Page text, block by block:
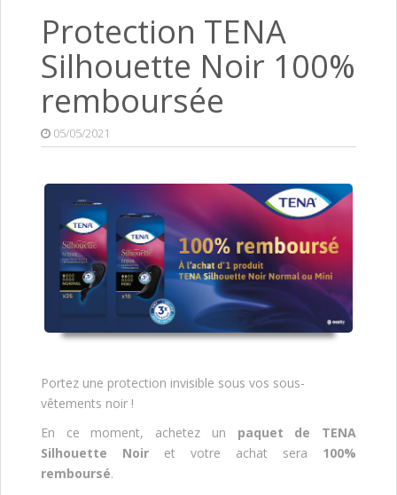
Protection TENA
Silhouette Noir 100%
remboursée
05/05/2021
Portez une protection invisible sous vos sous-
vêtements noir !
En ce moment, achetez un paquet de TENA
Silhouette Noir et votre achat sera 100%
remboursé.